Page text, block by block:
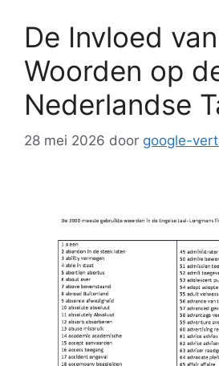
De Invloed
Woorden op
Nederlandse
28 mei 2026 door google-